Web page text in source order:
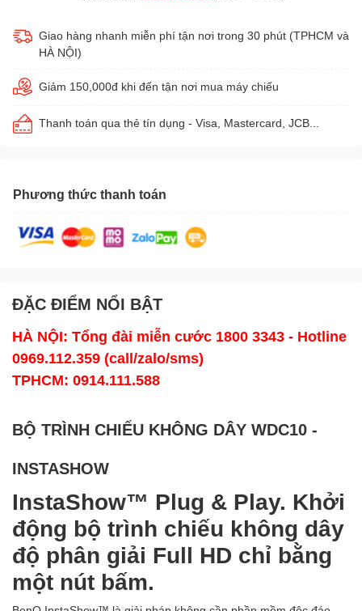
Giao hàng nhanh miễn phí tận nơi trong 30 phút (TPHCM và
HÀ NỘI)
Giảm 150,000đ khi đến tận nơi mua máy chiếu
Thanh toán qua thẻ tín dụng - Visa, Mastercard, JCB...
Phương thức thanh toán
ĐẶC ĐIỂM NỔI BẬT
HÀ NỘI: Tổng đài miễn cước 1800 3343 - Hotline
0969.112.359 (call/zalo/sms)
TPHCM: 0914.111.588
BỘ TRÌNH CHIẾU KHÔNG DÂY WDC10 -
INSTASHOW
InstaShow™ Plug & Play. Khởi
động bộ trình chiếu không dây
độ phân giải Full HD chỉ bằng
một nút bấm.